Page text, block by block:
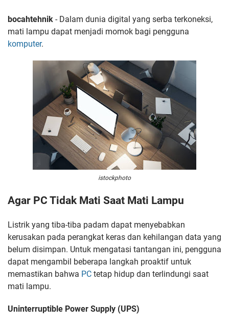
bocahtehnik - Dalam dunia digital yang serba terkoneksi,
mati lampu dapat menjadi momok bagi pengguna
komputer.
istockphoto
Agar PC Tidak Mati Saat Mati Lampu
Listrik yang tiba-tiba padam dapat menyebabkan
kerusakan pada perangkat keras dan kehilangan data yang
belum disimpan. Untuk mengatasi tantangan ini, pengguna
dapat mengambil beberapa langkah proaktif untuk
memastikan bahwa PC tetap hidup dan terlindungi saat
mati lampu.
Uninterruptible Power Supply (UPS)